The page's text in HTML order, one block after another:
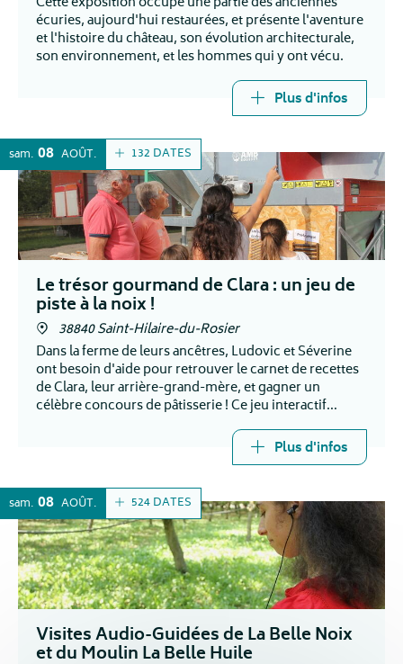
écuries, aujourd'hui restaurées, et présente l'aventure
et l'histoire du château, son évolution architecturale,
son environnement, et les hommes qui y ont vécu.
Plus d'infos
132 DATES
sam. 08 AOÛT
Le trésor gourmand de Clara : un jeu de
piste à la noix !
38840 Saint-Hilaire-du-Rosier
Dans la ferme de leurs ancêtres, Ludovic et Séverine
ont besoin d'aide pour retrouver le carnet de recettes
de Clara, leur arrière-grand-mère, et gagner un
célèbre concours de pâtisserie ! Ce jeu interactif
emmène les participants dans une aventure d'1h30
Plus d'infos
524 DATES
sam. 08 AOÛT
Visites Audio-Guidées de La Belle Noix
et du Moulin La Belle Huile